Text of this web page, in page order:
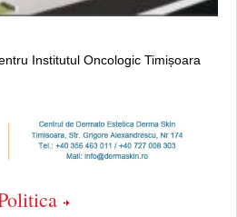
Institutul Oncologic Timișoara